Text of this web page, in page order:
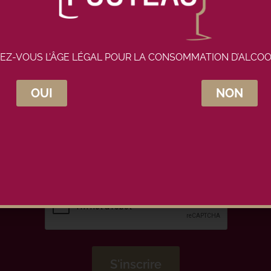
vous à la newsletter Maison
VOUS L’ÂGE LÉGAL POUR LA CONSOMMATION
OUI NON